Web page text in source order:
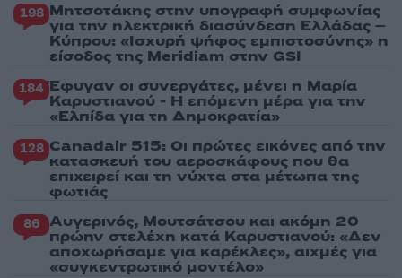
198 Μητσοτάκης στην υπογραφή συμφωνίας
για την ηλεκτρική διασύνδεση Ελλάδας –
Κύπρου: «Ισχυρή ψήφος εμπιστοσύνης» η
είσοδος της Meridiam στην GSI
184 Έφυγαν οι συνεργάτες, μένει η Μαρία
Καρυστιανού - Η επόμενη μέρα για την
«Ελπίδα για τη Δημοκρατία»
128 Canadair 515: Οι πρώτες εικόνες από την
κατασκευή του αεροσκάφους που θα
επιχειρεί και τη νύχτα στα μέτωπα της
φωτιάς
86 Αυγερινός, Μουτσάτσου και ακόμη 20
πρώην στελέχη κατά Καρυστιανού: «Δεν
αποχωρήσαμε για καρέκλες», αιχμές για
«συγκεντρωτικό μοντέλο»